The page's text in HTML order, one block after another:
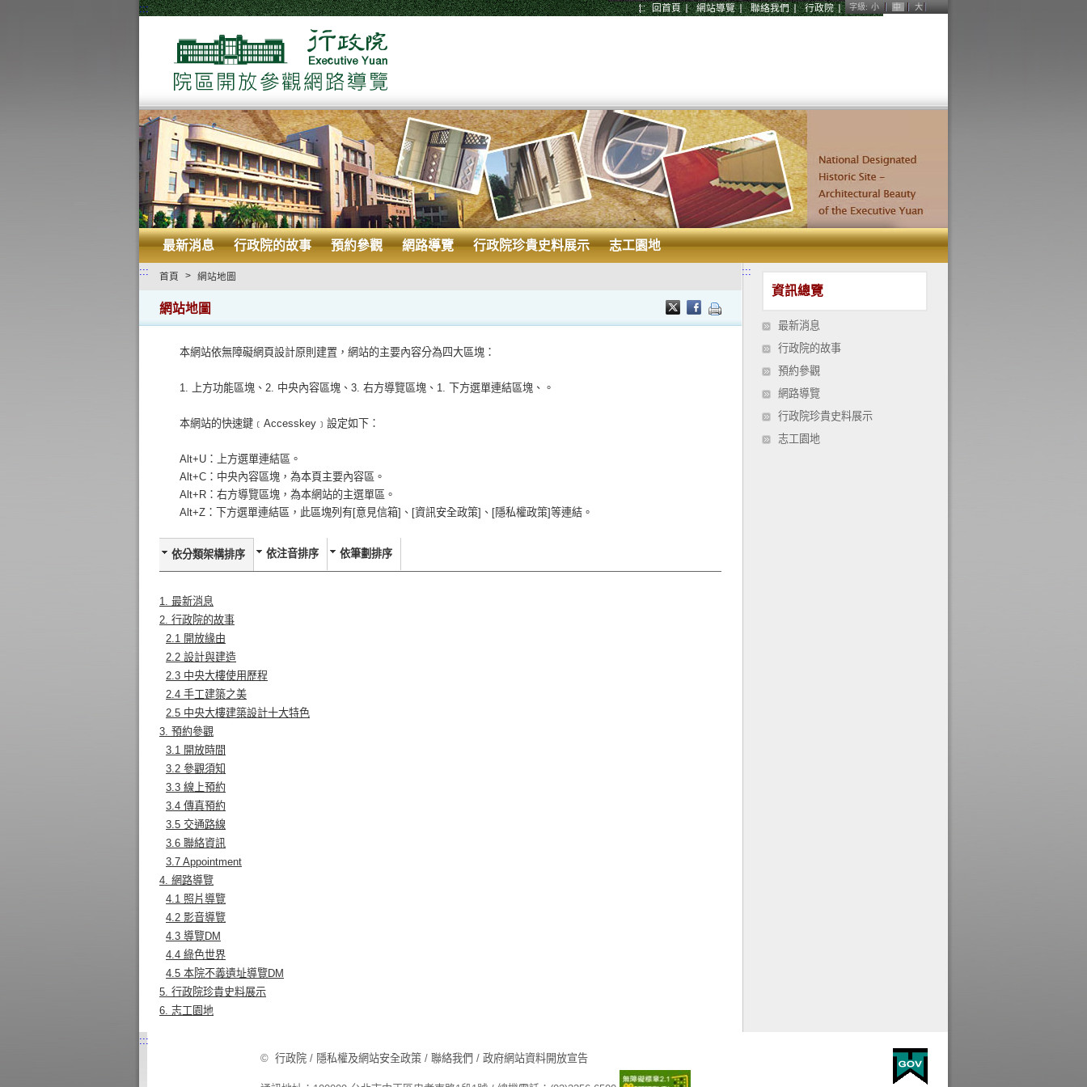
::: 回首頁 網站導覽 聯絡我們 行政院 字級: 小 中 大
最新消息 行政院的故事 預約參觀 網路導覽 行政院珍貴史料展示 志工園地
:::
::: 首頁 > 網站地圖
網站地圖
本網站依無障礙網頁設計原則建置，網站的主要內容分為四大區塊：
1. 上方功能區塊、2. 中央內容區塊、3. 右方導覽區塊、1. 下方選單連結區塊、。
本網站的快速鍵﹝Accesskey﹞設定如下：
Alt+U：上方選單連結區。
Alt+C：中央內容區塊，為本頁主要內容區。
Alt+R：右方導覽區塊，為本網站的主選單區。
Alt+Z：下方選單連結區，此區塊列有[意見信箱]、[資訊安全政策]、[隱私權政策]等連結。
依分類架構排序 依注音排序 依筆劃排序
1. 最新消息
2. 行政院的故事
2.1 開放緣由
2.2 設計與建造
2.3 中央大樓使用歷程
2.4 手工建築之美
2.5 中央大樓建築設計十大特色
3. 預約參觀
3.1 開放時間
3.2 參觀須知
3.3 線上預約
3.4 傳真預約
3.5 交通路線
3.6 聯絡資訊
3.7 Appointment
4. 網路導覽
4.1 照片導覽
4.2 影音導覽
4.3 導覽DM
4.4 綠色世界
4.5 本院不義遺址導覽DM
5. 行政院珍貴史料展示
6. 志工園地
:::
資訊總覽
最新消息
行政院的故事
預約參觀
網路導覽
行政院珍貴史料展示
志工園地
:::
© 行政院 / 隱私權及網站安全政策 / 聯絡我們 / 政府網站資料開放宣告